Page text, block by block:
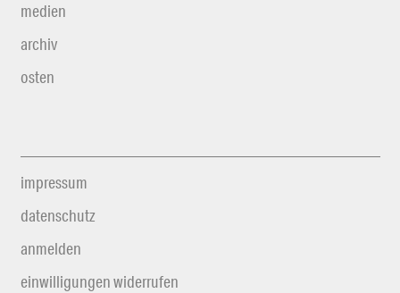
medien
archiv
osten
impressum
datenschutz
anmelden
einwilligungen widerrufen